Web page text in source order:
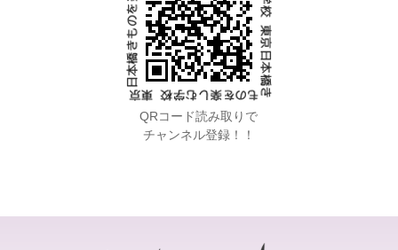
QRコード読み取りで
チャンネル登録！！